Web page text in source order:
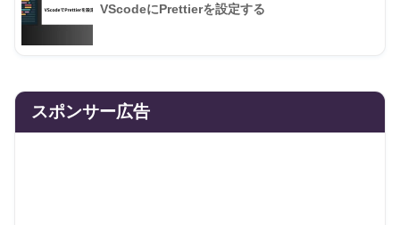
VScodeにPrettierを設定する
スポンサー広告